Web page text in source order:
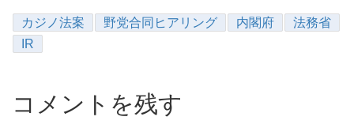
カジノ法案 野党合同ヒアリング 内閣府
法務省
IR
コメントを残す